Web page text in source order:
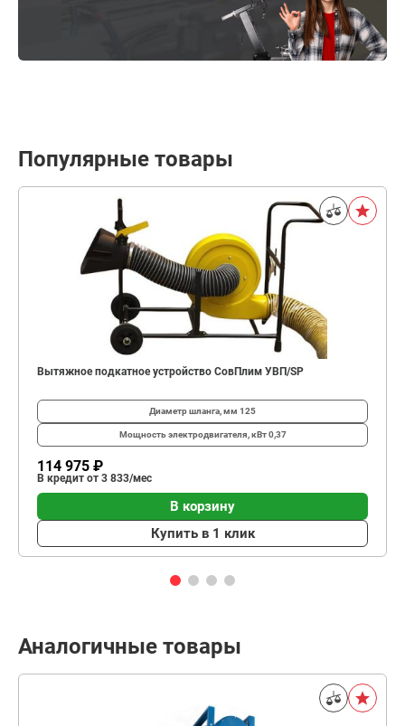
Популярные товары
Вытяжное подкатное устройство СовПлим УВП/SP
Диаметр шланга, мм 125
Мощность электродвигателя, кВт0,37
114 975 ₽
В кредит от 3 833/мес
В корзину
Купить в 1 клик
Аналогичные товары